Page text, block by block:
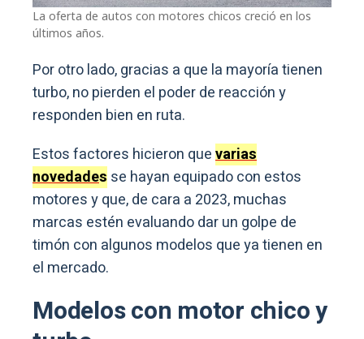
La oferta de autos con motores chicos creció en los
últimos años.
Por otro lado, gracias a que la mayoría tienen
turbo, no pierden el poder de reacción y
responden bien en ruta.
Estos factores hicieron quevarias
novedades se hayan equipado con estos
motores y que, de cara a 2023, muchas
marcas estén evaluando dar un golpe de
timón con algunos modelos que ya tienen en
el mercado.
Modelos con motor chico y